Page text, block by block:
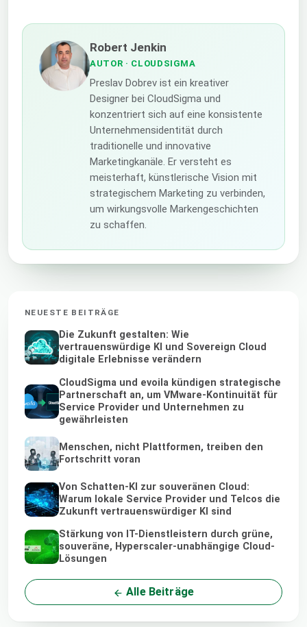
Robert Jenkin
AUTOR · CLOUDSIGMA
Preslav Dobrev ist ein kreativer
Designer bei CloudSigma und
konzentriert sich auf eine konsistente
Unternehmensidentität durch
traditionelle und innovative
Marketingkanäle. Er versteht es
meisterhaft, künstlerische Vision mit
strategischem Marketing zu verbinden,
um wirkungsvolle Markengeschichten
zu schaffen.
NEUESTE BEITRÄGE
Die Zukunft gestalten: Wie
vertrauenswürdige KI und Sovereign Cloud
digitale Erlebnisse verändern
CloudSigma und evoila kündigen strategische
Partnerschaft an, um VMware-Kontinuität für
Service Provider und Unternehmen zu
gewährleisten
Menschen, nicht Plattformen, treiben den
Fortschritt voran
Von Schatten-KI zur souveränen Cloud:
Warum lokale Service Provider und Telcos die
Zukunft vertrauenswürdiger KI sind
Stärkung von IT-Dienstleistern durch grüne,
souveräne, Hyperscaler-unabhängige Cloud-
Lösungen
Alle Beiträge